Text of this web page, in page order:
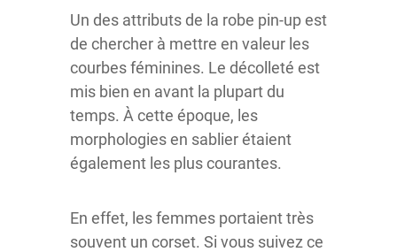
Un des attributs de la robe pin-up est
de chercher à mettre en valeur les
courbes féminines. Le décolleté est
mis bien en avant la plupart du
temps. À cette époque, les
morphologies en sablier étaient
également les plus courantes.
En effet, les femmes portaient très
souvent un corset. Si vous suivez ce